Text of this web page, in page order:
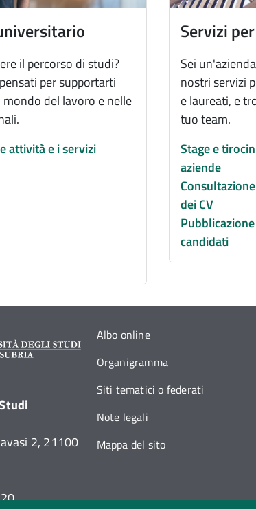
il percorso di studi?
per supportarti
del lavoro e nelle
attività e i servizi
Servizi
Sei
nostri servizi
e laureati, e
tuo team.
Stage e
aziende
dei CV
candidati
2, 21100
Albo online
Organigramma
Siti tematici o federati
Note legali
Mappa del sito